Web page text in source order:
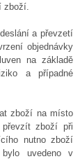
zboží.
a převzetí
objednávky
na základě
a případné
zboží na místo
zboží při
nutno zboží
bylo uvedeno v